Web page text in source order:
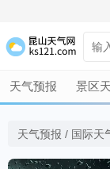
天气预报 景区
天气预报 / 国际天